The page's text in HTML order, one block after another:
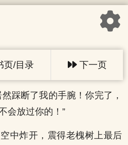
页/目录 下一页
踩断了我的手腕！你完了，
会放过你的！”
中炸开，震得老槐树上最后